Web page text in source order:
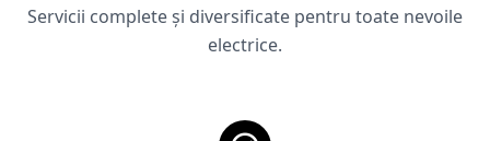
Servicii complete și diversificate pentru toate nevoile
electrice.